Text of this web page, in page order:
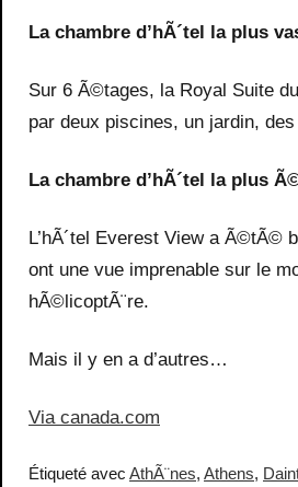
La chambre d’hÃ´tel la plus
Sur 6 Ã©tages, la Royal Suite
par deux piscines, un jardin,
La chambre d’hÃ´tel la plus
L’hÃ´tel Everest View a Ã©tÃ©
ont une vue imprenable sur le
hÃ©licoptÃ¨re.
Mais il y en a d’autres…
Via canada.com
Étiqueté avec AthÃ¨nes, Athens,